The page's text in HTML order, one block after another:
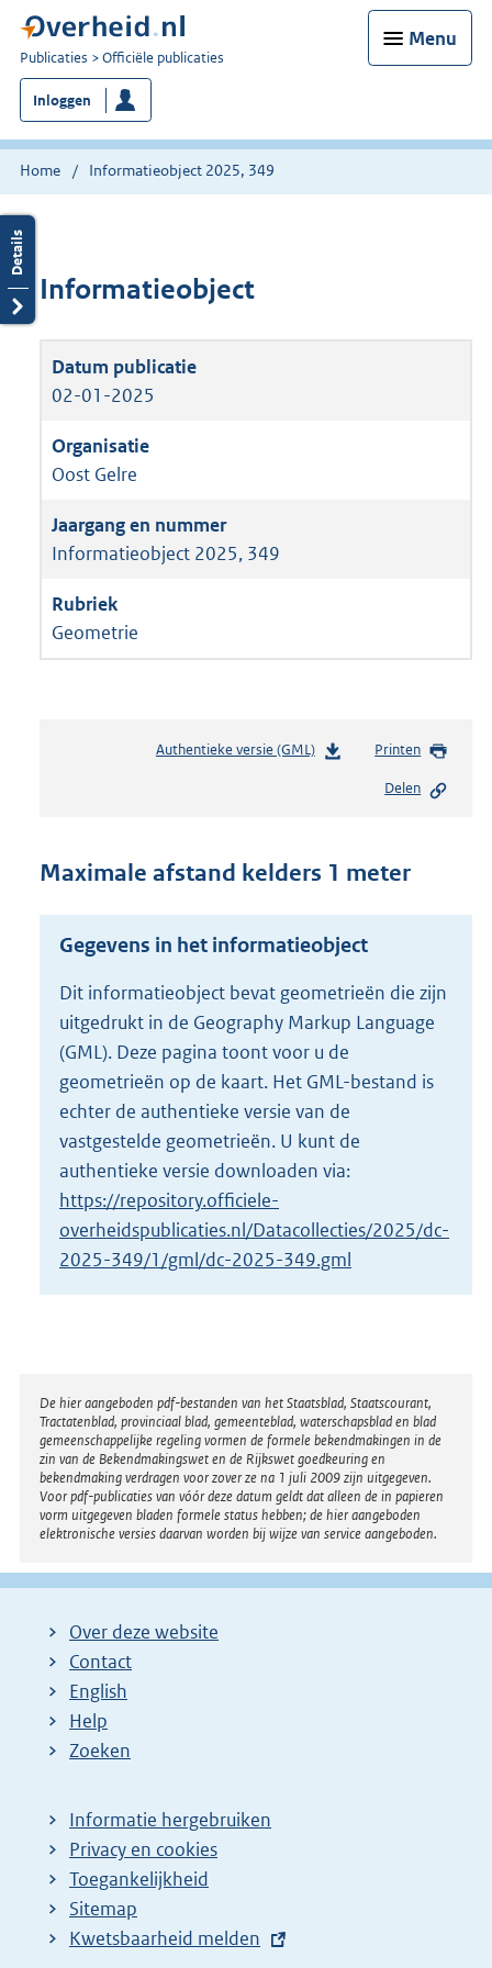
Menu
U
bent
nu
hier:
Publicaties Officiële publicaties
Inloggen
Home Informatieobject 2025, 349
Informatieobject
02-01-2025
Oost Gelre
Informatieobject 2025, 349
Geometrie
Authentieke versie (GML)b
n
s
r
o
t
t
e
2
K
b
Printen
Delen
Maximale afstand kelders 1 meter
Gegevens in het informatieobject
Dit informatieobject bevat geometrieën die zijn
uitgedrukt in de Geography Markup Language
(GML). Deze pagina toont voor u de
geometrieën op de kaart. Het GML-bestand is
echter de authentieke versie van de
vastgestelde geometrieën. U kunt de
authentieke versie downloaden via:
https://repository.officiele-
overheidspublicaties.nl/Datacollecties/2025/dc-
2025-349/1/gml/dc-2025-349.gml
Disclaimer
De hier aangeboden pdf-bestanden van het Staatsblad, Staatscourant,
Tractatenblad, provinciaal blad, gemeenteblad, waterschapsblad en blad
gemeenschappelijke regeling vormen de formele bekendmakingen in de
zin van de Bekendmakingswet en de Rijkswet goedkeuring en
bekendmaking verdragen voor zover ze na 1 juli 2009 zijn uitgegeven.
Voor pdf-publicaties van vóór deze datum geldt dat alleen de in papieren
vorm uitgegeven bladen formele status hebben; de hier aangeboden
elektronische versies daarvan worden bij wijze van service aangeboden.
Over deze website
Contact
English
Help
Zoeken
Informatie hergebruiken
Privacy en cookies
Toegankelijkheid
Sitemap
E
Kwetsbaarheid melden